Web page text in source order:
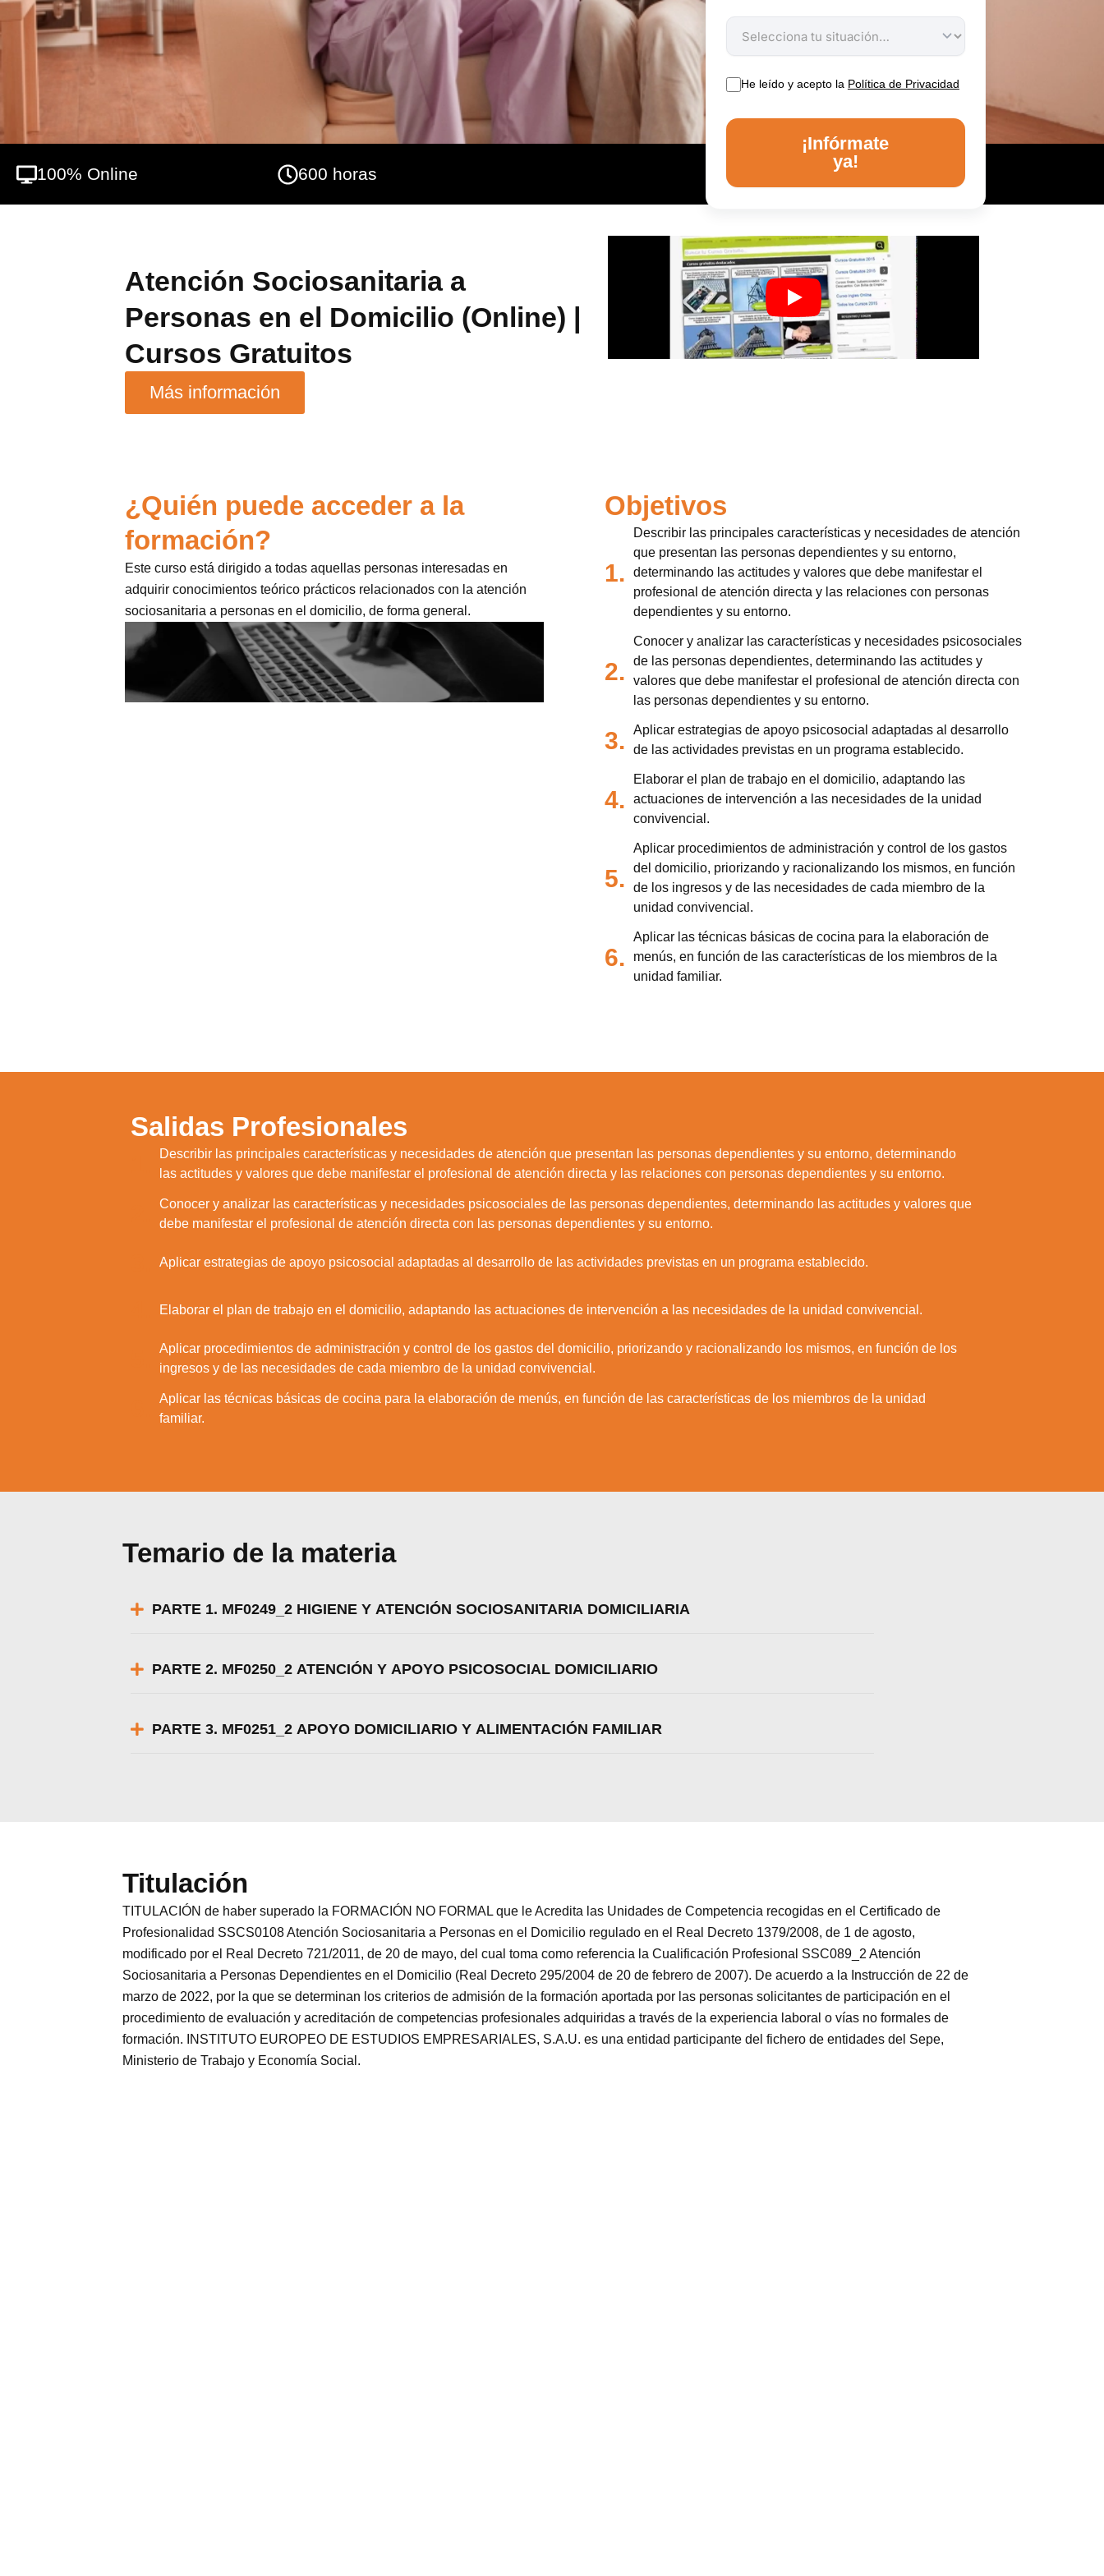
conocimientos necesarios para desarrollar las actividades relacionadas con la gestión y
funcionamiento de la unidad convivencial.
He leído y acepto la Política de Privacidad
¡Infórmate
ya!
100% Online 600 horas
Atención Sociosanitaria a
Personas en el Domicilio (Online) |
Cursos Gratuitos
Más información
¿Quién puede acceder a la
formación?
Este curso está dirigido a todas aquellas personas interesadas en
adquirir conocimientos teórico prácticos relacionados con la atención
sociosanitaria a personas en el domicilio, de forma general.
Objetivos
1.
Describir las principales características y necesidades de atención
que presentan las personas dependientes y su entorno,
determinando las actitudes y valores que debe manifestar el
profesional de atención directa y las relaciones con personas
dependientes y su entorno.
2.
Conocer y analizar las características y necesidades psicosociales
de las personas dependientes, determinando las actitudes y
valores que debe manifestar el profesional de atención directa con
las personas dependientes y su entorno.
3.
Aplicar estrategias de apoyo psicosocial adaptadas al desarrollo
de las actividades previstas en un programa establecido.
4.
Elaborar el plan de trabajo en el domicilio, adaptando las
actuaciones de intervención a las necesidades de la unidad
convivencial.
5.
Aplicar procedimientos de administración y control de los gastos
del domicilio, priorizando y racionalizando los mismos, en función
de los ingresos y de las necesidades de cada miembro de la
unidad convivencial.
6.
Aplicar las técnicas básicas de cocina para la elaboración de
menús, en función de las características de los miembros de la
unidad familiar.
Salidas Profesionales
Describir las principales características y necesidades de atención que presentan las personas dependientes y su entorno, determinando
las actitudes y valores que debe manifestar el profesional de atención directa y las relaciones con personas dependientes y su entorno.
Conocer y analizar las características y necesidades psicosociales de las personas dependientes, determinando las actitudes y valores que
debe manifestar el profesional de atención directa con las personas dependientes y su entorno.
Aplicar estrategias de apoyo psicosocial adaptadas al desarrollo de las actividades previstas en un programa establecido.
Elaborar el plan de trabajo en el domicilio, adaptando las actuaciones de intervención a las necesidades de la unidad convivencial.
Aplicar procedimientos de administración y control de los gastos del domicilio, priorizando y racionalizando los mismos, en función de los
ingresos y de las necesidades de cada miembro de la unidad convivencial.
Aplicar las técnicas básicas de cocina para la elaboración de menús, en función de las características de los miembros de la unidad
familiar.
Temario de la materia
PARTE 1. MF0249_2 HIGIENE Y ATENCIÓN SOCIOSANITARIA DOMICILIARIA
PARTE 2. MF0250_2 ATENCIÓN Y APOYO PSICOSOCIAL DOMICILIARIO
PARTE 3. MF0251_2 APOYO DOMICILIARIO Y ALIMENTACIÓN FAMILIAR
Titulación
TITULACIÓN de haber superado la FORMACIÓN NO FORMAL que le Acredita las Unidades de Competencia recogidas en el Certificado de
Profesionalidad SSCS0108 Atención Sociosanitaria a Personas en el Domicilio regulado en el Real Decreto 1379/2008, de 1 de agosto,
modificado por el Real Decreto 721/2011, de 20 de mayo, del cual toma como referencia la Cualificación Profesional SSC089_2 Atención
Sociosanitaria a Personas Dependientes en el Domicilio (Real Decreto 295/2004 de 20 de febrero de 2007). De acuerdo a la Instrucción de 22 de
marzo de 2022, por la que se determinan los criterios de admisión de la formación aportada por las personas solicitantes de participación en el
procedimiento de evaluación y acreditación de competencias profesionales adquiridas a través de la experiencia laboral o vías no formales de
formación. INSTITUTO EUROPEO DE ESTUDIOS EMPRESARIALES, S.A.U. es una entidad participante del fichero de entidades del Sepe,
Ministerio de Trabajo y Economía Social.
Aceptar Rechazar Configurar